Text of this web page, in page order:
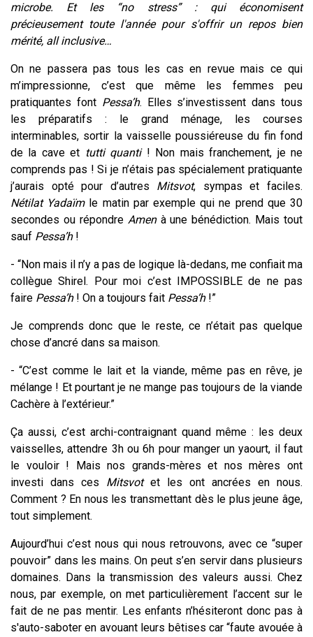
microbe. Et les “no stress” : qui économisent
précieusement toute l'année pour s'offrir un repos bien
mérité, all inclusive…
On ne passera pas tous les cas en revue mais ce qui
m’impressionne, c’est que même les femmes peu
pratiquantes font Pessa’h. Elles s’investissent dans tous
les préparatifs : le grand ménage, les courses
interminables, sortir la vaisselle poussiéreuse du fin fond
de la cave et tutti quanti ! Non mais franchement, je ne
comprends pas ! Si je n’étais pas spécialement pratiquante
j’aurais opté pour d’autres Mitsvot, sympas et faciles.
Nétilat Yadaïm le matin par exemple qui ne prend que 30
secondes ou répondre Amenà une bénédiction. Mais tout
sauf Pessa’h !
- “Non mais il n’y a pas de logique là-dedans, me confiait ma
collègue Shirel. Pour moi c’est IMPOSSIBLE de ne pas
faire Pessa’h! On a toujours fait Pessa’h !”
Je comprends donc que le reste, ce n’était pas quelque
chose d’ancré dans sa maison.
-“C’est comme le lait et la viande, même pas en rêve, je
mélange ! Et pourtant je ne mange pas toujours de la viande
Cachère à l’extérieur.”
Ça aussi, c’est archi-contraignant quand même : les deux
vaisselles, attendre 3h ou 6h pour manger un yaourt, il faut
le vouloir ! Mais nos grands-mères et nos mères ont
investi dans ces Mitsvotet les ont ancrées en nous.
Comment ? En nous les transmettant dès le plus jeune âge,
tout simplement.
Aujourd’hui c’est nous qui nous retrouvons, avec ce “super
pouvoir” dans les mains. On peut s’en servir dans plusieurs
domaines. Dans la transmission des valeurs aussi. Chez
nous, par exemple, on met particulièrement l’accent sur le
fait de ne pas mentir. Les enfants n’hésiteront donc pas à
s'auto-saboter en avouant leurs bêtises car “faute avouée à